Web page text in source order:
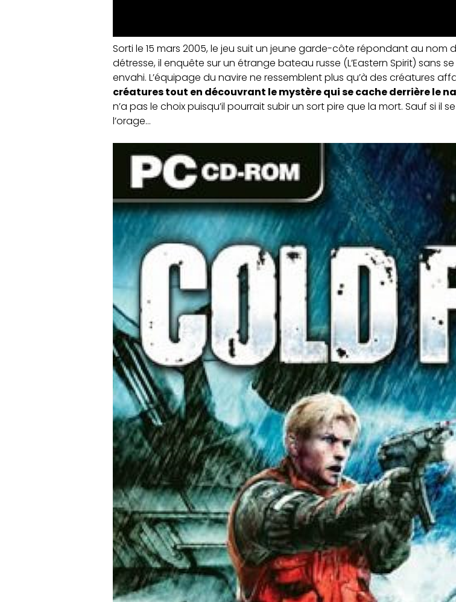
Sorti le 15 mars 2005, le jeu suit un jeune garde-côte répondant au nom
détresse, il enquête sur un étrange bateau russe (L’Eastern Spirit) sans
envahi. L’équipage du navire ne ressemblent plus qu’à des créatures
créatures tout en découvrant le mystère qui se cache derrière le
n’a pas le choix puisqu’il pourrait subir un sort pire que la mort. Sauf si il
l’orage…